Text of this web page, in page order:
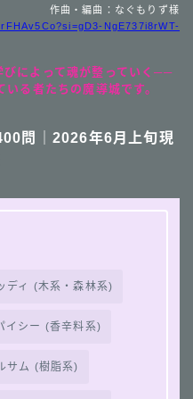
作曲・編曲：なぐもりず様
NgE737i8rWT-
によって魂が整っていく──
る者たちの魔導城です。
問｜2026年6月上旬現
ディ (木系・森林系)
イシー (香辛料系)
サム (樹脂系)